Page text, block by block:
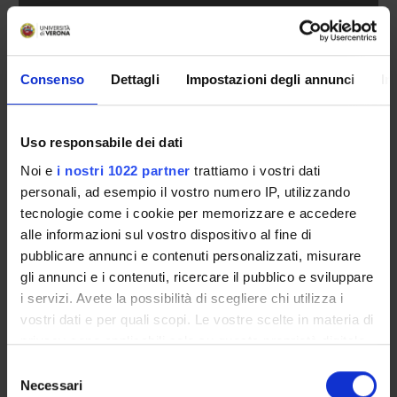
Consenso Dettagli Impostazioni degli annunci
Uso responsabile dei dati
Noi e i nostri 1022 partner trattiamo i vostri dati
personali, ad esempio il vostro numero IP, utilizzando
tecnologie come i cookie per memorizzare e accedere
alle informazioni sul vostro dispositivo al fine di
pubblicare annunci e contenuti personalizzati, misurare
gli annunci e i contenuti, ricercare il pubblico e sviluppare
i servizi. Avete la possibilità di scegliere chi utilizza i
vostri dati e per quali scopi. Le vostre scelte in materia di
privacy sono applicabili solo su questa proprietà digitale
modificare o revocare il proprio consenso in qualsiasi
delNecessari
Laboratorio di Analisi non invasiva sulle Opere
d'arte Antica...(LANIAC))
Laboratorio di Archeologia (ArcheoLab)
Laboratorio di Cartografia (CartoLab)
Laboratorio di Studi Medievali e Danteschi
(LaMeDan)
Laboratorio Language, Text and Cognition (LaTec)
Contatti
Persone
Luoghi